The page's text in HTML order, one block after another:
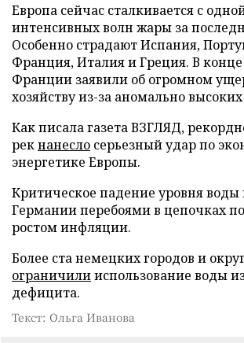
Европа сейчас сталкивается с
интенсивных волн жары за
Особенно страдают Испания,
Франция, Италия и Греция. В
Франции заявили об огромном
хозяйству из-за аномально
Как писала газета ВЗГЛЯД,
рекнанесло серьезный удар по
энергетике Европы.
Критическое падение уровня воды
Германии перебоями в цепочках
ростом инфляции.
Более ста немецких городов и
ограничилииспользование воды
дефицита.
Текст: Ольга Иванова